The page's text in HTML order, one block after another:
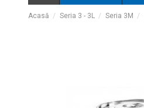
Acasă Seria 3 - 3L Seria 3M